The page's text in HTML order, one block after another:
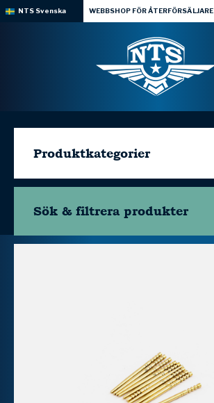
NTS Svenska WEBBSHOP FÖR ÅTERFÖRSÄLJARE
Produktkategorier
Sök & filtrera produkter